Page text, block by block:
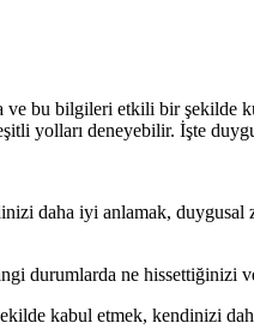
ve bu bilgileri etkili bir
yolları deneyebilir. İşte
daha iyi anlamak, duygusal
ne hissettiğinizi
kabul etmek, kendinizi